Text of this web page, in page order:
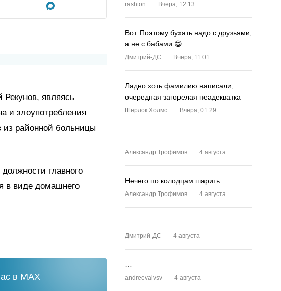
являясь
и злоупотребления
из районной больницы
главного
в виде домашнего
в MAX
rashton Вчера, 12:13
Вот. Поэтому бухать надо с друзьями,
а не с бабами 😁
Дмитрий-ДС Вчера, 11:01
Ладно хоть фамилию написали,
очередная загорелая неадекватка
Шерлок Холмс Вчера, 01:29
Александр Трофимов 4 августа
Нечего по колодцам шарить......
Александр Трофимов 4 августа
Дмитрий-ДС 4 августа
andreevaivsv 4 августа